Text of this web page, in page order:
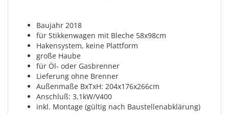
Baujahr 2018
für Stikkenwagen mit Bleche 58x98cm
Hakensystem, keine Plattform
große Haube
für Öl- oder Gasbrenner
Lieferung ohne Brenner
Außenmaße BxTxH: 204x176x266cm
Anschluß: 3,1kW/V400
inkl. Montage (gültig nach Baustellenabklärung)